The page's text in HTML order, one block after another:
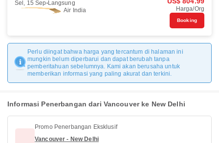
Sel, 15 Sep Langsung
Air India
Harga/Org
Booking
Perlu diingat bahwa harga yang tercantum di halaman ini
mungkin belum diperbarui dan dapat berubah tanpa
pemberitahuan sebelumnya. Kami akan berusaha untuk
memberikan informasi yang paling akurat dan terkini.
Informasi Penerbangan dari Vancouver ke New Delhi
Promo Penerbangan Eksklusif
Vancouver - New Delhi